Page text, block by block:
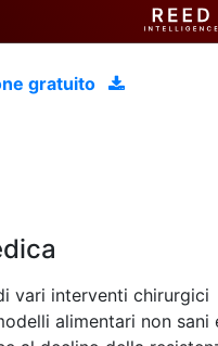
gratuito
vari interventi chirurgici
alimentari non sani